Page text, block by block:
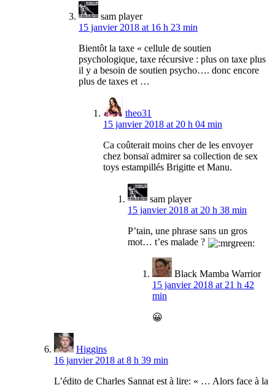
sam player
15 janvier 2018 at 16 h 23 min
Bientôt la taxe « cellule de soutien
psychologique, taxe récursive : plus on taxe plus
il y a besoin de soutien psycho…. donc encore
plus de taxes et …
theo31
15 janvier 2018 at 20 h 04 min
Ca coûterait moins cher de les envoyer
chez bonsaï admirer sa collection de sex
toys estampillés Brigitte et Manu.
sam player
15 janvier 2018 at 20 h 38 min
P’tain, une phrase sans un gros
mot… t’es malade ?
Black Mamba Warrior
15 janvier 2018 at 21 h 42
min
😀
Higgins
16 janvier 2018 at 8 h 39 min
L’édito de Charles Sannat est à lire: « … Alors face à la